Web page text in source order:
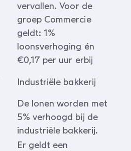
vervallen. Voor de
groep Commercie
geldt: 1%
loonsverhoging én
€0,17 per uur erbij
Industriële bakkerij
De lonen worden met
5% verhoogd bij de
industriële bakkerij.
Er geldt een